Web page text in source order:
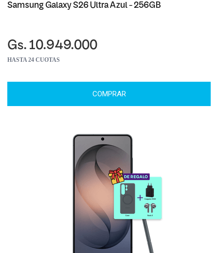
Samsung Galaxy S26 Ultra Azul - 256GB
Gs. 10.949.000
HASTA 24 CUOTAS
COMPRAR